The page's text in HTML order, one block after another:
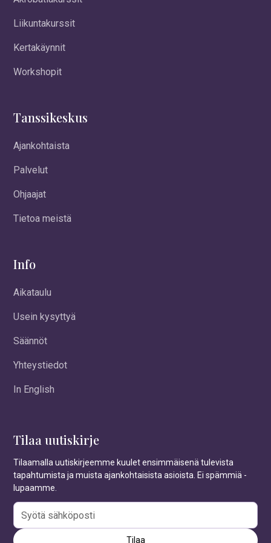
Liikuntakurssit
Kertakäynnit
Workshopit
Tanssikeskus
Ajankohtaista
Palvelut
Ohjaajat
Tietoa meistä
Info
Aikataulu
Usein kysyttyä
Säännöt
Yhteystiedot
In English
Tilaa uutiskirje
Tilaamalla uutiskirjeemme kuulet ensimmäisenä tulevista
tapahtumista ja muista ajankohtaisista asioista. Ei spämmiä -
lupaamme.